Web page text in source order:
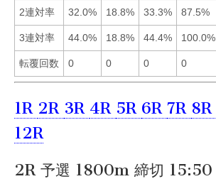
2連対率 32.0% 18.8% 33.3% 87.5%
3連対率 44.0% 18.8% 44.4% 100.0%
転覆回数 0 0 0 0
1R 2R 3R 4R 5R 6R 7R 8R
12R
2R 予選 1800m 締切 15:50